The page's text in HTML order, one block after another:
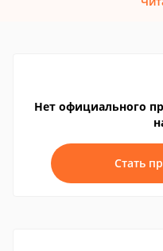
Нет официального
Стать